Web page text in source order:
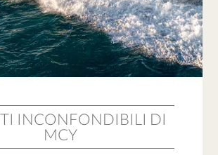
INCONFONDIBILI DI
MCY